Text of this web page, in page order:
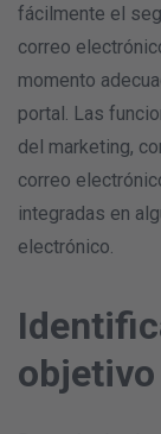
fácilmente el
correo
momento
portal. Las
del marketing,
correo
integradas en
electrónico.
objetivo